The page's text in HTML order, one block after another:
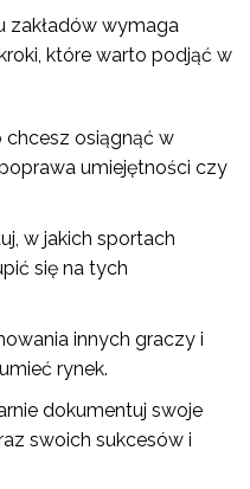
zakładów wymaga
które warto podjąć w
chcesz osiągnąć w
umiejętności czy
w jakich sportach
się na tych
innych graczy i
rynek.
dokumentuj swoje
swoich sukcesów i